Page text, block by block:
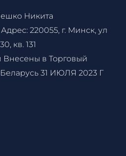
Никита
220055, г. Минск, ул
кв. 131
в Торговый
31 ИЮЛЯ 2023 Г